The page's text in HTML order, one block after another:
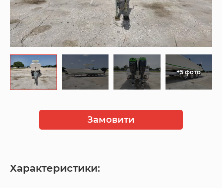
+5 фото
Замовити
Характеристики: